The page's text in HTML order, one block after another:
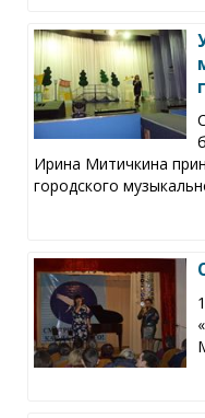
Ирина Митичкина
городского